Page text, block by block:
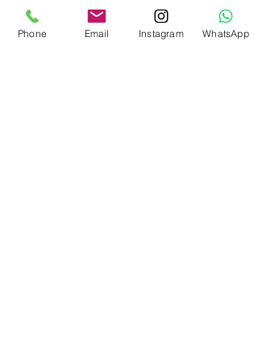
confiance.
Phone Email Instagram WhatsApp